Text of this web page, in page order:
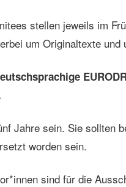
stellen jeweils im
um Originaltexte und
Jahre sein. Sie sollten
worden sein.
sind für die